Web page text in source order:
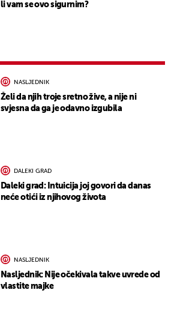
li vam se ovo sigurnim?
NASLJEDNIK
Želi da njih troje sretno žive, a nije ni
svjesna da ga je odavno izgubila
DALEKI GRAD
Daleki grad: Intuicija joj govori da danas
neće otići iz njihovog života
NASLJEDNIK
Nasljednik: Nije očekivala takve uvrede od
vlastite majke